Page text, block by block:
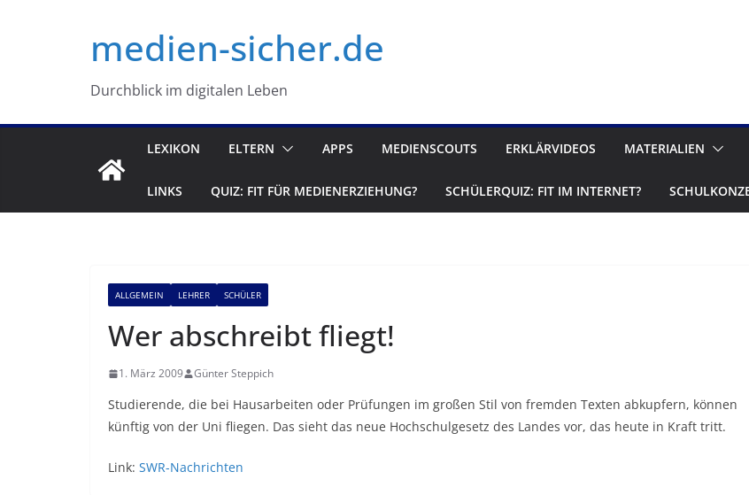
medien-sicher.de
Durchblick im digitalen Leben
LEXIKON ELTERN APPS MEDIENSCOUTS ERKLÄRVIDEOS MATERIALIEN
LINKS QUIZ: FIT FÜR MEDIENERZIEHUNG? SCHÜLERQUIZ: FIT IM INTERNET?
ALLGEMEIN LEHRER SCHÜLER
Wer abschreibt fliegt!
1. März 2009 Günter Steppich
Studierende, die bei Hausarbeiten oder Prüfungen im großen Stil von fremden Texten abkupfern, können
künftig von der Uni fliegen. Das sieht das neue Hochschulgesetz des Landes vor, das heute in Kraft tritt.
Link: SWR-Nachrichten